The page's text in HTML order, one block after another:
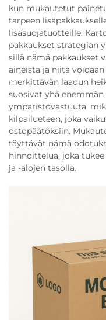
kun mukautetut
tarpeen
lisäsuojatuotteille.
pakkaukset strategian
sillä nämä pakkaukset
aineista ja niitä
merkittävän laadun
suosivat yhä
ympäristövastuuta,
kilpailueteen, joka
ostopäätöksiin.
täyttävät nämä
hinnoittelua, joka
ja -alojen tasolla.